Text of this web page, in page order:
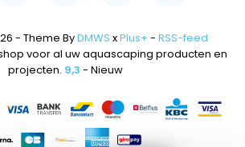
- Theme ByDMWS xPlus+ - RSS-feed
voor al uw aquascaping producten en
projecten. 9,3 - Nieuw